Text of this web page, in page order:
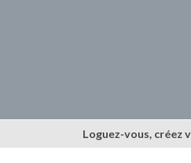
Loguez-vous, créez